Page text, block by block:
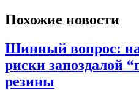
Похожие новости
Шинный вопрос:
риски запоздалой
резины